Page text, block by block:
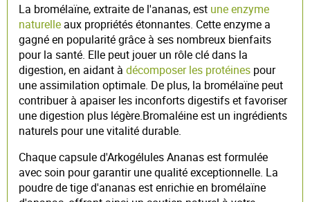
La bromélaïne, extraite de l'ananas, est une enzyme
naturelle aux propriétés étonnantes. Cette enzyme a
gagné en popularité grâce à ses nombreux bienfaits
pour la santé. Elle peut jouer un rôle clé dans la
digestion, en aidant à décomposer les protéines pour
une assimilation optimale. De plus, la bromélaïne peut
contribuer à apaiser les inconforts digestifs et favoriser
une digestion plus légère.Bromaléine est un ingrédients
naturels pour une vitalité durable.
Chaque capsule d'Arkogélules Ananas est formulée
avec soin pour garantir une qualité exceptionnelle. La
poudre de tige d'ananas est enrichie en bromélaïne